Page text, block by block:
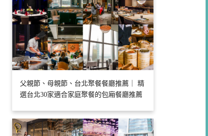
父親節、母親節、台北聚餐餐廳推薦｜ 精
選台北30家適合家庭聚餐的包廂餐廳推薦